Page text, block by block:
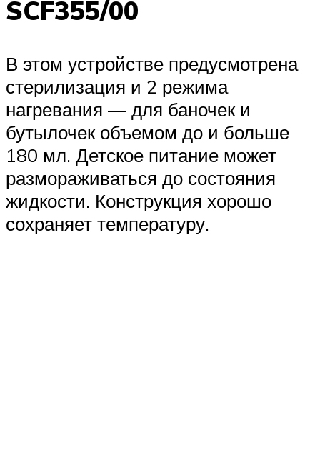
SCF355/00
В этом устройстве предусмотрена
стерилизация и 2 режима
нагревания — для баночек и
бутылочек объемом до и больше
180 мл. Детское питание может
размораживаться до состояния
жидкости. Конструкция хорошо
сохраняет температуру.